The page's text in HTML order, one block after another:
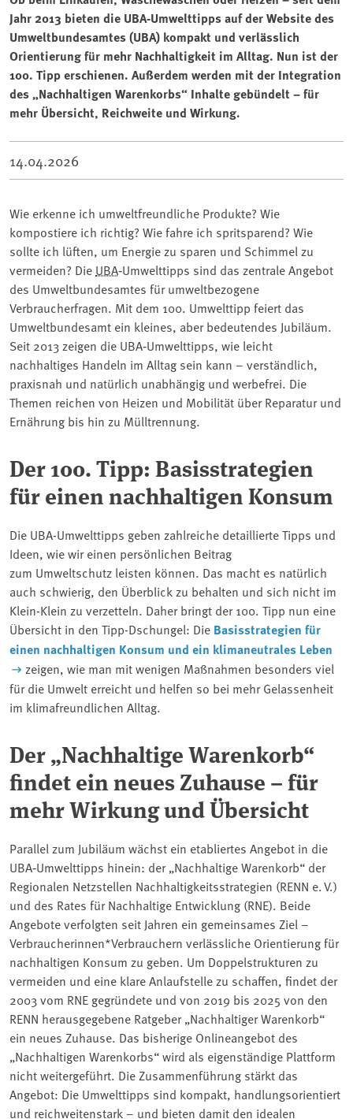
Jahr 2013 bieten die UBA-Umwelttipps auf der Website des
Umweltbundesamtes (UBA) kompakt und verlässlich
Orientierung für mehr Nachhaltigkeit im Alltag. Nun ist der
100. Tipp erschienen. Außerdem werden mit der Integration
des „Nachhaltigen Warenkorbs“ Inhalte gebündelt – für
mehr Übersicht, Reichweite und Wirkung.
14.04.2026
Wie erkenne ich umweltfreundliche Produkte? Wie
kompostiere ich richtig? Wie fahre ich spritsparend? Wie
sollte ich lüften, um Energie zu sparen und Schimmel zu
vermeiden? Die UBA‑Umwelttipps sind das zentrale Angebot
des Umweltbundesamtes für umweltbezogene
Verbraucherfragen. Mit dem 100. Umwelttipp feiert das
Umweltbundesamt ein kleines, aber bedeutendes Jubiläum.
Seit 2013 zeigen die UBA‑Umwelttipps, wie leicht
nachhaltiges Handeln im Alltag sein kann – verständlich,
praxisnah und natürlich unabhängig und werbefrei. Die
Themen reichen von Heizen und Mobilität über Reparatur und
Ernährung bis hin zu Mülltrennung.
Der 100. Tipp: Basisstrategien
für einen nachhaltigen Konsum
Die UBA-Umwelttipps geben zahlreiche detaillierte Tipps und
Ideen, wie wir einen persönlichen Beitrag
zum Umweltschutz leisten können. Das macht es natürlich
auch schwierig, den Überblick zu behalten und sich nicht im
Klein-Klein zu verzetteln. Daher bringt der 100. Tipp nun eine
Übersicht in den Tipp-Dschungel: Die Basisstrategien für
einen nachhaltigen Konsum und ein klimaneutrales Leben
zeigen, wie man mit wenigen Maßnahmen besonders viel
für die Umwelt erreicht und helfen so bei mehr Gelassenheit
im klimafreundlichen Alltag.
Der „Nachhaltige Warenkorb“
findet ein neues Zuhause – für
mehr Wirkung und Übersicht
Parallel zum Jubiläum wächst ein etabliertes Angebot in die
UBA‑Umwelttipps hinein: der „Nachhaltige Warenkorb“ der
Regionalen Netzstellen Nachhaltigkeitsstrategien (RENN e. V.)
und des Rates für Nachhaltige Entwicklung (RNE). Beide
Angebote verfolgten seit Jahren ein gemeinsames Ziel –
Verbraucherinnen*Verbrauchern verlässliche Orientierung für
nachhaltigen Konsum zu geben. Um Doppelstrukturen zu
vermeiden und eine klare Anlaufstelle zu schaffen, findet der
2003 vom RNE gegründete und von 2019 bis 2025 von den
RENN herausgegebene Ratgeber „Nachhaltiger Warenkorb“
ein neues Zuhause. Das bisherige Onlineangebot des
„Nachhaltigen Warenkorbs“ wird als eigenständige Plattform
nicht weitergeführt. Die Zusammenführung stärkt das
Angebot: Die Umwelttipps sind kompakt, handlungsorientiert
und reichweitenstark – und bieten damit den idealen